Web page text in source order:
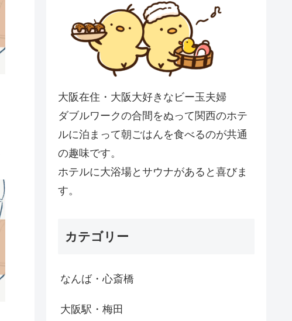
大阪在住・大阪大好きなビー玉夫婦
ダブルワークの合間をぬって関西のホテ
ルに泊まって朝ごはんを食べるのが共通
の趣味です。
ホテルに大浴場とサウナがあると喜びま
す。
カテゴリー
なんば・心斎橋
大阪駅・梅田